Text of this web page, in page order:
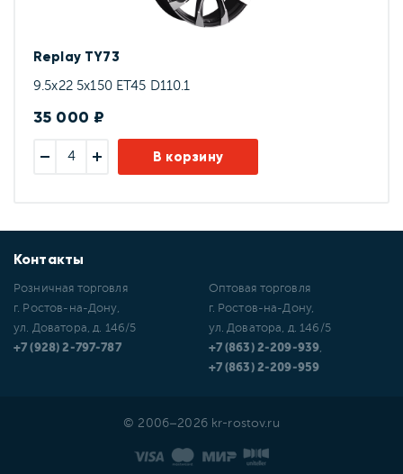
Replay TY73
9.5x22 5x150 ET45 D110.1
35 000 ₽
В корзину
Контакты
Розничная торговля
г. Ростов-на-Дону,
ул. Доватора, д. 146/5
+7 (928) 2-797-787
Оптовая торговля
г. Ростов-на-Дону,
ул. Доватора, д. 146/5
+7 (863) 2-209-939,
+7 (863) 2-209-959
© 2006–2026 kr-rostov.ru